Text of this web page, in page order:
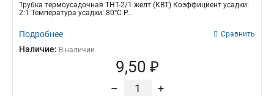
Трубка термоусадочная ТНТ-2/1 желт (КВТ) Коэффициент усадки:
2:1 Температура усадки: 80°С Р...
Подробнее Сравнить
Наличие: В наличии
9,50 ₽
– +